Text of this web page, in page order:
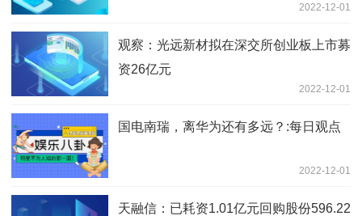
2022-12-01
观察：光远新材拟在深交所创业板上市募
资26亿元
2022-12-01
国电南瑞，离华为还有多远？:每日观点
2022-12-01
天融信：已耗资1.01亿元回购股份596.22